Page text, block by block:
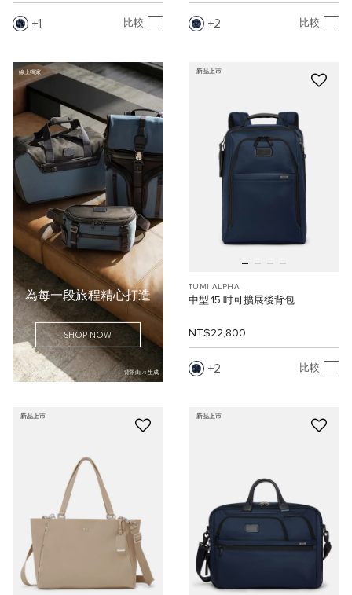
1 比較 2 比較
線上獨家
為每一段旅程精心打造
SHOP NOW
背景由 AI 生成
新品上市
TUMI ALPHA
中型 15 吋可擴展後背包
NT$22,800
2 比較
新品上市 新品上市